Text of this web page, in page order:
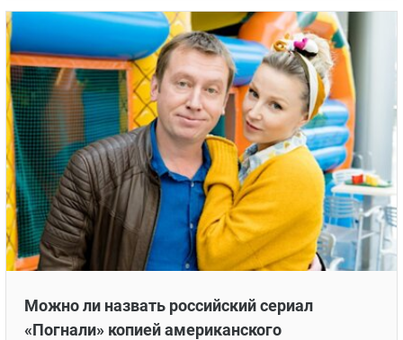
Можно ли назвать российский сериал
«Погнали» копией американского